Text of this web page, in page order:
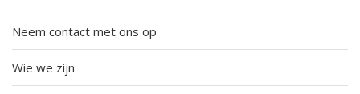
Neem contact met ons op
Wie we zijn